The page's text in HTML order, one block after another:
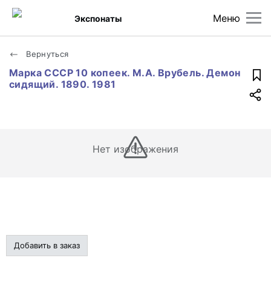
Меню
Экспонаты
Вернуться
Марка СССР 10 копеек. М.А. Врубель. Демон
сидящий. 1890. 1981
Нет изображения
Добавить в заказ